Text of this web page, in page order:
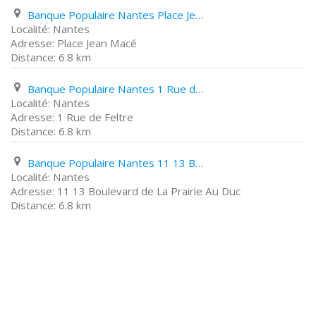
Banque Populaire Nantes Place Jean Macé
Nantes
Place Jean Macé
6.8 km
Banque Populaire Nantes 1 Rue de Feltre
Nantes
1 Rue de Feltre
6.8 km
Banque Populaire Nantes 11 13 Boulevard de La Prairie Au Duc
Nantes
11 13 Boulevard de La Prairie Au Duc
6.8 km